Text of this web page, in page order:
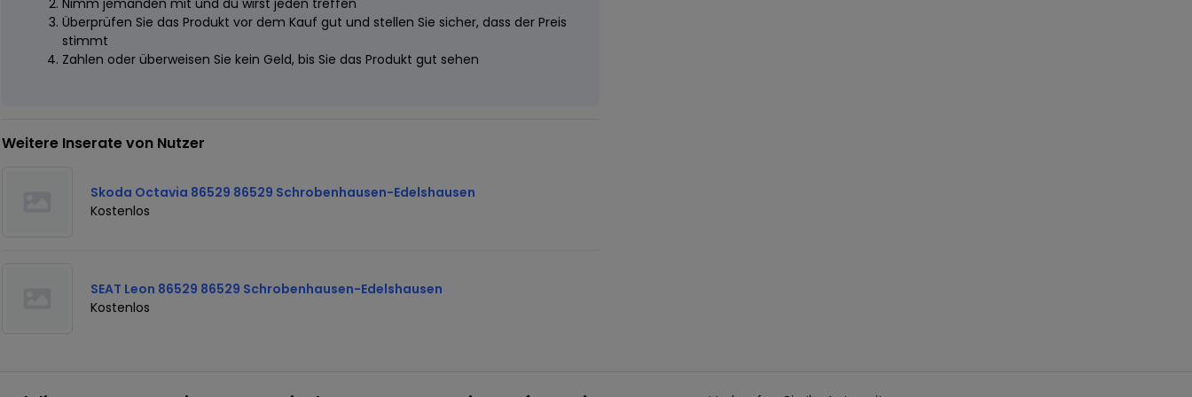
Nimm jemanden mit und du wirst jeden treffen
Überprüfen Sie das Produkt vor dem Kauf gut und stellen Sie sicher, dass der Preis
stimmt
Zahlen oder überweisen Sie kein Geld, bis Sie das Produkt gut sehen
Weitere Inserate von Nutzer
Skoda Octavia 86529 86529 Schrobenhausen-Edelshausen
Kostenlos
SEAT Leon 86529 86529 Schrobenhausen-Edelshausen
Kostenlos